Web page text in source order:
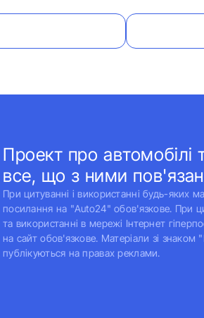
Проект про автомобілі
все, що з ними
При цитуванні і використанні будь-яких
посилання на "Auto24" обов'язкове. При
та використанні в мережі Інтернет
на сайт обов'язкове. Матеріали зі знаком
публікуються на правах реклами.